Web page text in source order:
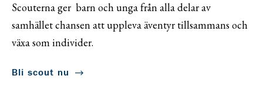
Scouterna ger barn och unga från alla delar av
samhället chansen att uppleva äventyr tillsammans och
växa som individer.
Bli scout nu